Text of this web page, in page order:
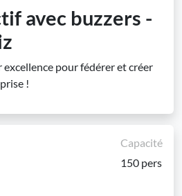
avec buzzers -
pour fédérer et créer
!
Capacité
150 pers